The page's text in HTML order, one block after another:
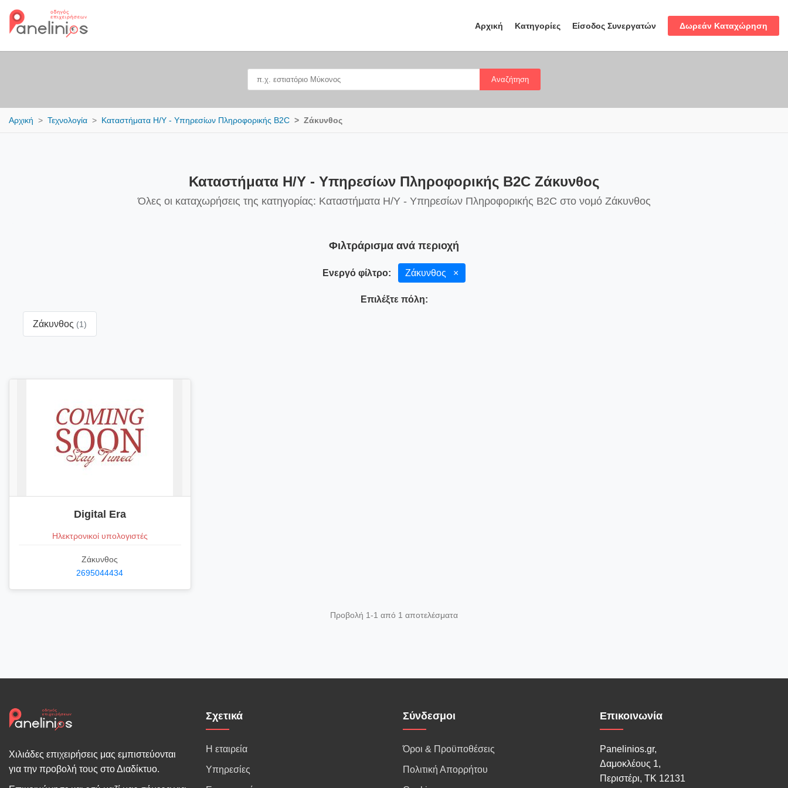
Αρχική Κατηγορίες Είσοδος Συνεργατών Δωρεάν Καταχώρηση
Αναζήτηση
Αρχική Τεχνολογία Καταστήματα Η/Υ - Υπηρεσίων Πληροφορικής B2C Ζάκυνθος
Καταστήματα Η/Υ - Υπηρεσίων Πληροφορικής B2C Ζάκυνθος
Όλες οι καταχωρήσεις της κατηγορίας: Καταστήματα Η/Υ - Υπηρεσίων Πληροφορικής B2C στο νομό Ζάκυνθος
Φιλτράρισμα ανά περιοχή
Ενεργό φίλτρο: Ζάκυνθος ×
Επιλέξτε πόλη:
Ζάκυνθος (1)
Digital Era
Ηλεκτρονικοί υπολογιστές
Ζάκυνθος
2695044434
Προβολή 1-1 από 1 αποτελέσματα
Χιλιάδες επιχειρήσεις μας εμπιστεύονται
για την προβολή τους στο Διαδίκτυο.
Σχετικά
Η εταιρεία
Υπηρεσίες
Σύνδεσμοι
Όροι & Προϋποθέσεις
Πολιτική Απορρήτου
Επικοινωνία
Panelinios.gr,
Δαμοκλέους 1,
Περιστέρι, ΤΚ 12131